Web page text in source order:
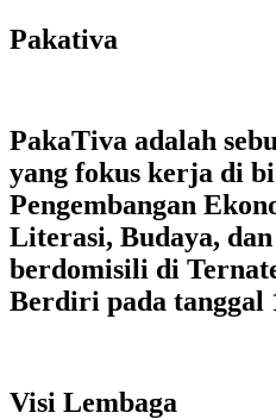
Pakativa
PakaTiva adalah
yang fokus kerja di
Pengembangan
Literasi, Budaya,
berdomisili di
Berdiri pada tanggal
Visi Lembaga